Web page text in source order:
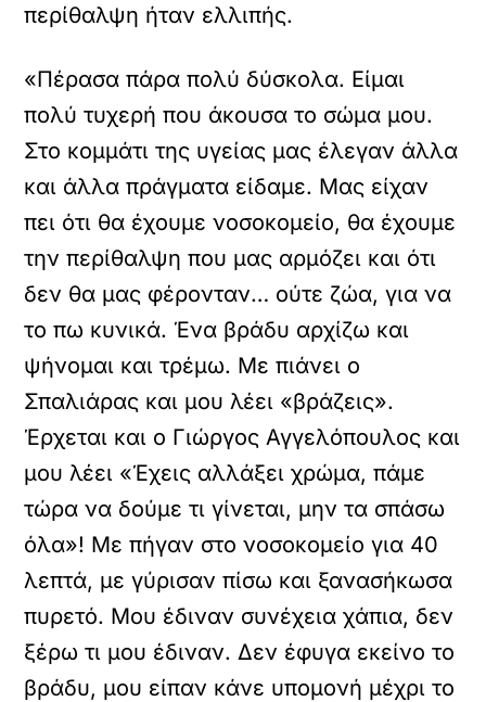
περίθαλψη ήταν ελλιπής.
«Πέρασα πάρα πολύ δύσκολα. Είμαι
πολύ τυχερή που άκουσα το σώμα μου.
Στο κομμάτι της υγείας μας έλεγαν άλλα
και άλλα πράγματα είδαμε. Μας είχαν
πει ότι θα έχουμε νοσοκομείο, θα έχουμε
την περίθαλψη που μας αρμόζει και ότι
δεν θα μας φέρονταν… ούτε ζώα, για να
το πω κυνικά. Ένα βράδυ αρχίζω και
ψήνομαι και τρέμω. Με πιάνει ο
Σπαλιάρας και μου λέει «βράζεις».
Έρχεται και ο Γιώργος Αγγελόπουλος και
μου λέει «Έχεις αλλάξει χρώμα, πάμε
τώρα να δούμε τι γίνεται, μην τα σπάσω
όλα»! Με πήγαν στο νοσοκομείο για 40
λεπτά, με γύρισαν πίσω και ξανασήκωσα
πυρετό. Μου έδιναν συνέχεια χάπια, δεν
ξέρω τι μου έδιναν. Δεν έφυγα εκείνο το
βράδυ, μου είπαν κάνε υπομονή μέχρι το